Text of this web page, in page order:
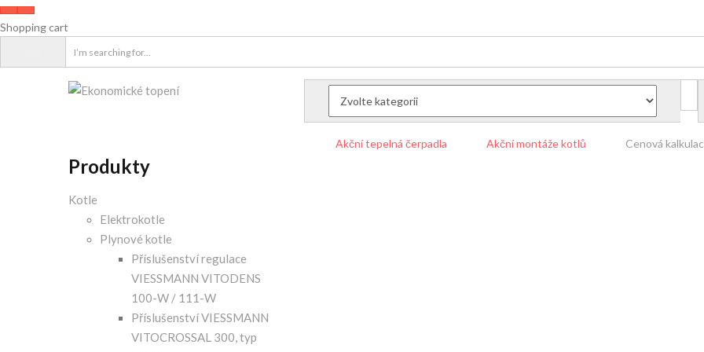
Shopping cart
Produkty
Kotle
Elektrokotle
Plynové kotle
Příslušenství regulace
VIESSMANN VITODENS
100-W / 111-W
Příslušenství VIESSMANN
VITOCROSSAL 300, typ
Akční tepelná čerpadla Akční montáže kotlů Cenová